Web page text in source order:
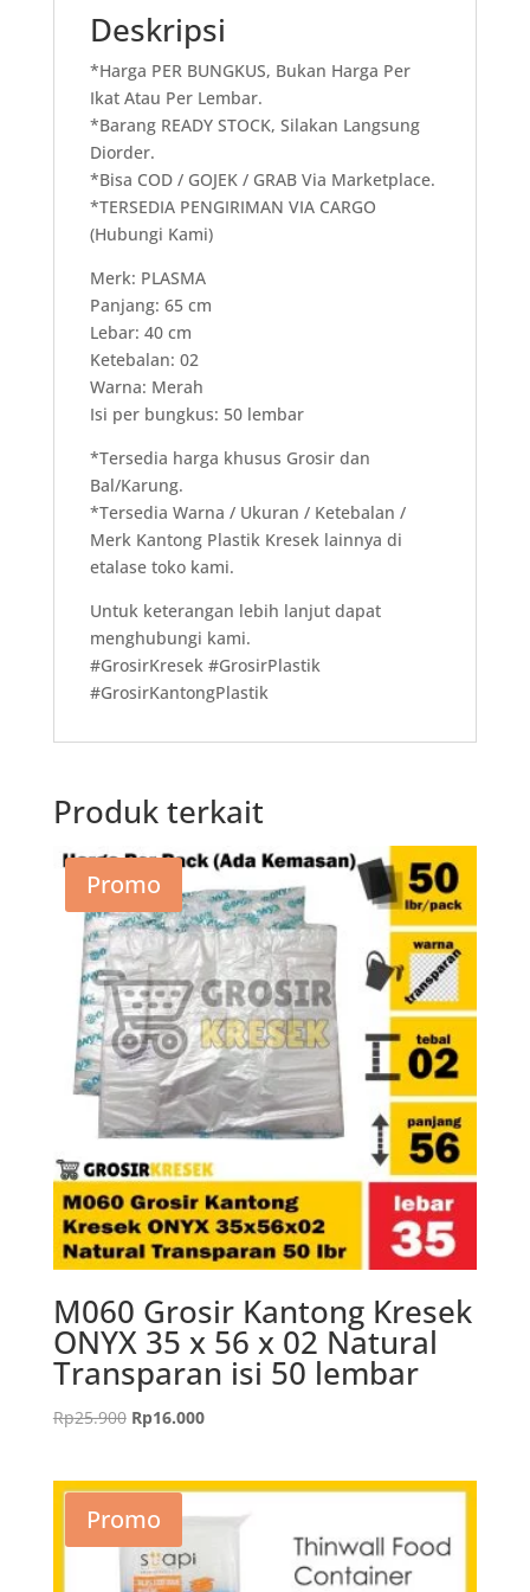
Deskripsi
*Harga PER BUNGKUS, Bukan Harga Per
Ikat Atau Per Lembar.
*Barang READY STOCK, Silakan Langsung
Diorder.
*Bisa COD / GOJEK / GRAB Via Marketplace.
*TERSEDIA PENGIRIMAN VIA CARGO
(Hubungi Kami)
Merk: PLASMA
Panjang: 65 cm
Lebar: 40 cm
Ketebalan: 02
Warna: Merah
Isi per bungkus: 50 lembar
*Tersedia harga khusus Grosir dan
Bal/Karung.
*Tersedia Warna / Ukuran / Ketebalan /
Merk Kantong Plastik Kresek lainnya di
etalase toko kami.
Untuk keterangan lebih lanjut dapat
menghubungi kami.
#GrosirKresek #GrosirPlastik
#GrosirKantongPlastik
Produk terkait
Promo
M060 Grosir Kantong Kresek
ONYX 35 x 56 x 02 Natural
Transparan isi 50 lembar
Rp25.900 Harga
Rp25.900.
Rp16.000Harga
adalah:
Rp16.000.
Promo